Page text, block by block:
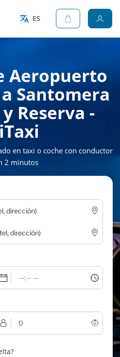
ES
Aeropuerto
Santomera
Reserva -
en taxi o coche con conductor
2 minutos